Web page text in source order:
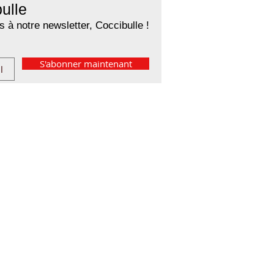
à notre newsletter, Coccibulle !
S'abonner maintenant